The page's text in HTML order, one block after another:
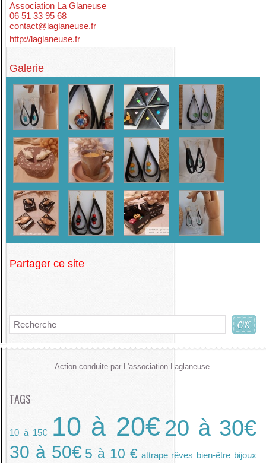
Association La Glaneuse
06 51 33 95 68
contact@laglaneuse.fr
http://laglaneuse.fr
Galerie
Partager ce site
Action conduite par L'association Laglaneuse.
TAGS
10 à 15€ 10 à 20€ 20 à 30€
30 à 50€ 5 à 10 € attrape rêves bien-être bijoux